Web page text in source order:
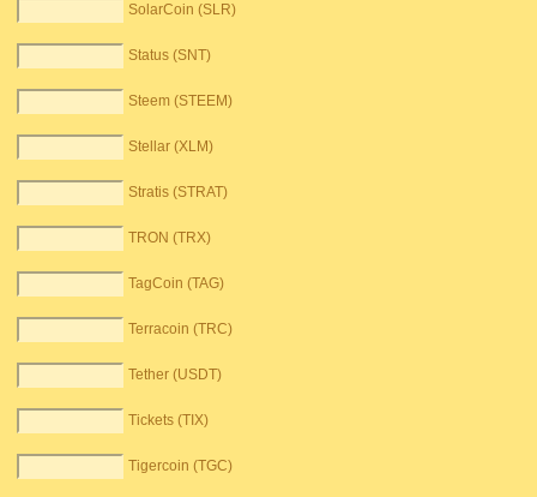
SolarCoin (SLR)
Status (SNT)
Steem (STEEM)
Stellar (XLM)
Stratis (STRAT)
TRON (TRX)
TagCoin (TAG)
Terracoin (TRC)
Tether (USDT)
Tickets (TIX)
Tigercoin (TGC)